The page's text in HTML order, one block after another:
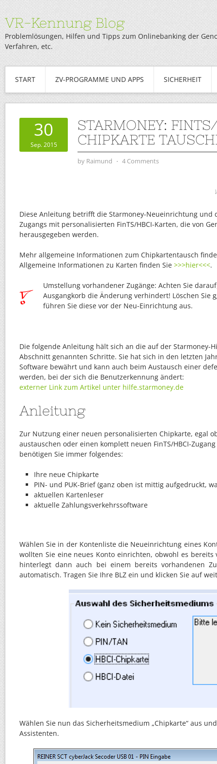
VR-Kennung Blog
Problemlösungen, Hilfen und Tipps zum Onlinebanking der
Verfahren, etc.
START ZV-PROGRAMME UND APPS SICHERHEIT
30
Sep. 2015
STARMONEY:
CHIPKARTE
by Raimund ⋅ 4 Comments
Diese Anleitung betrifft die Starmoney-Neueinrichtung und
Zugangs mit personalisierten FinTS/HBCI-Karten, die von
herausgegeben werden.
Mehr allgemeine Informationen zum Chipkartentausch
Allgemeine Informationen zu Karten finden Sie >>>hier<<<.
Umstellung vorhandener Zugänge: Achten Sie
Ausgangkorb die Änderung verhindert! Löschen Sie
führen Sie diese vor der Neu-Einrichtung aus.
Die folgende Anleitung hält sich an die auf der Starmoney-
Abschnitt genannten Schritte. Sie hat sich in den letzten
Software bewährt und kann auch beim Austausch einer
werden, bei der sich die Benutzerkennung ändert:
externer Link zum Artikel unter hilfe.starmoney.de
Anleitung
Zur Nutzung einer neuen personalisierten Chipkarte, egal
austauschen oder einen komplett neuen FinTS/HBCI-
benötigen Sie immer folgendes:
Ihre neue Chipkarte
PIN- und PUK-Brief (ganz oben ist mittig aufgedruckt,
aktuellen Kartenleser
aktuelle Zahlungsverkehrssoftware
Wählen Sie in der Kontenliste die Neueinrichtung eines
wollten Sie eine neues Konto einrichten, obwohl es bereits
hinterlegt dann auch bei einem bereits vorhandenen
automatisch. Tragen Sie Ihre BLZ ein und klicken Sie auf
Wählen Sie nun das Sicherheitsmedium „Chipkarte“ aus
Assistenten.